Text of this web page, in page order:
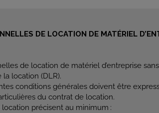
DE LOCATION DE MATÉRIEL
de location de matériel d’entreprise
location (DLR).
conditions générales doivent être
du contrat de location.
précisent au minimum :